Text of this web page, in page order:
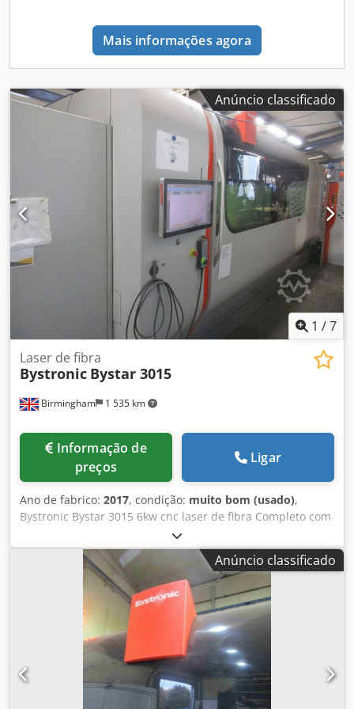
Mais informações agora
Anúncio classificado
1 /7
Birmingham 1 535 km
Laser de fibra
Bystronic Bystar 3015
preços
Ligar
Ano de fabrico: 2017, condição: muito bom (usado),
Bystronic Bystar 3015 6kw cnc laser de fibra Completo com
o sistema de carga/descarga Bytrans ByTrans Extended da
Bystronic Ano 2017 Dkodpfelu E Hqex Aa Rer Horas de
funcionamento - 30.000 (Mantido o interruptor ligado
quando não está a ser utilizado) Horas de corte -5.144 A
manutenção é efectuada anualmente pela Bystronic no
âmbito de um contrato de assistência. Trabalhos recentes:
1 módulo novo 1 cabeça nova Tem mudança automática de
bicos e tem também a câmara para localizar as folhas
Anúncio classificado